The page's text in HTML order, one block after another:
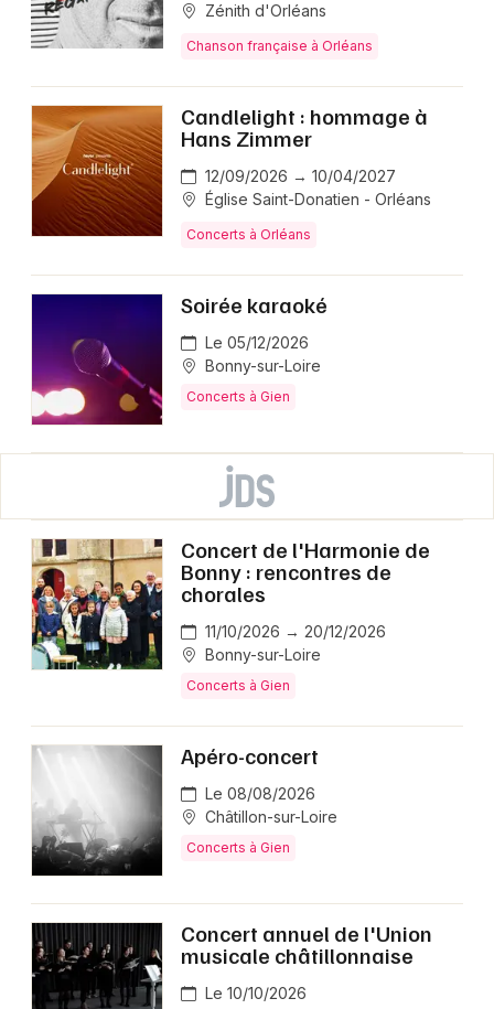
Zénith d'Orléans
Chanson française à Orléans
Candlelight : hommage à
Hans Zimmer
12/09/2026 → 10/04/2027
Église Saint-Donatien - Orléans
Concerts à Orléans
Soirée karaoké
Le 05/12/2026
Bonny-sur-Loire
Concerts à Gien
Concert de l'Harmonie de
Bonny : rencontres de
chorales
11/10/2026 → 20/12/2026
Bonny-sur-Loire
Concerts à Gien
Apéro-concert
Le 08/08/2026
Châtillon-sur-Loire
Concerts à Gien
Concert annuel de l'Union
musicale châtillonnaise
Le 10/10/2026